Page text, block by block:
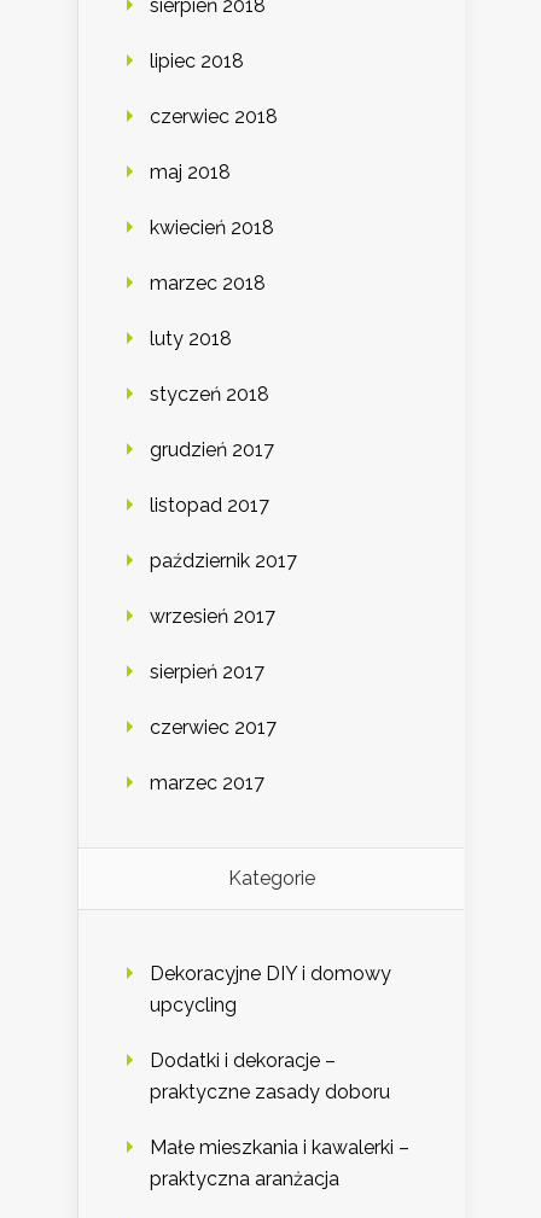
sierpień 2018
lipiec 2018
czerwiec 2018
maj 2018
kwiecień 2018
marzec 2018
luty 2018
styczeń 2018
grudzień 2017
listopad 2017
październik 2017
wrzesień 2017
sierpień 2017
czerwiec 2017
marzec 2017
Kategorie
Dekoracyjne DIY i domowy
upcycling
Dodatki i dekoracje –
praktyczne zasady doboru
Małe mieszkania i kawalerki –
praktyczna aranżacja